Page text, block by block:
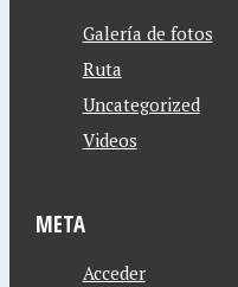
Galería de fotos
Ruta
Uncategorized
Videos
META
Acceder